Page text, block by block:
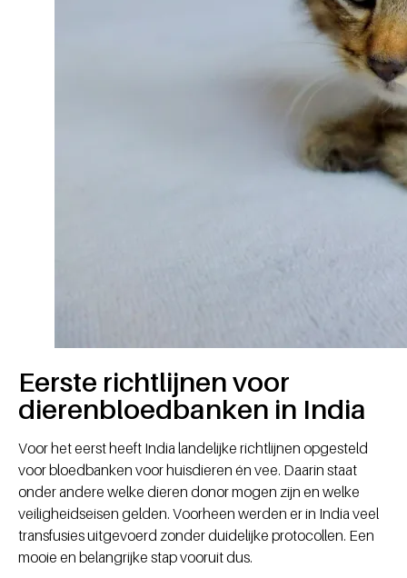
Eerste richtlijnen voor
dierenbloedbanken in India
Voor het eerst heeft India landelijke richtlijnen opgesteld
voor bloedbanken voor huisdieren én vee. Daarin staat
onder andere welke dieren donor mogen zijn en welke
veiligheidseisen gelden. Voorheen werden er in India veel
transfusies uitgevoerd zonder duidelijke protocollen. Een
mooie en belangrijke stap vooruit dus.